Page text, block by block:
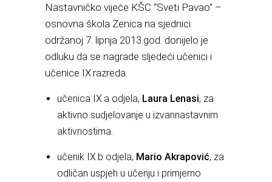
Nastavničko vijeće KŠC “Sveti Pavao” –
osnovna škola Zenica na sjednici
održanoj 7. lipnja 2013.god. donijelo je
odluku da se nagrade sljedeći učenici i
učenice IX.razreda.
učenica IX.a odjela, Laura Lenasi, za
aktivno sudjelovanje u izvannastavnim
aktivnostima.
učenik IX.b odjela, Mario Akrapović, za
odličan uspjeh u učenju i primjerno